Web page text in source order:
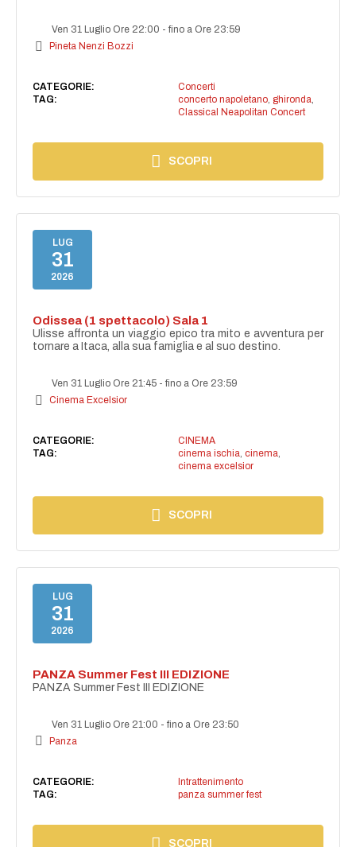
Ven 31 Luglio Ore 22:00 -fino a Ore 23:59
Pineta Nenzi Bozzi
CATEGORIE:
Concerti
TAG:
concerto napoletano, ghironda,
Classical Neapolitan Concert
SCOPRI
LUG
31
2026
Odissea (1 spettacolo) Sala 1
Ulisse affronta un viaggio epico tra mito e avventura per
tornare a Itaca, alla sua famiglia e al suo destino.
Ven 31 Luglio Ore 21:45 -fino a Ore 23:59
Cinema Excelsior
CATEGORIE:
CINEMA
TAG:
cinema ischia, cinema,
cinema excelsior
SCOPRI
LUG
31
2026
PANZA Summer Fest III EDIZIONE
PANZA Summer Fest III EDIZIONE
Ven 31 Luglio Ore 21:00 -fino a Ore 23:50
Panza
CATEGORIE:
Intrattenimento
TAG:
panza summer fest
SCOPRI